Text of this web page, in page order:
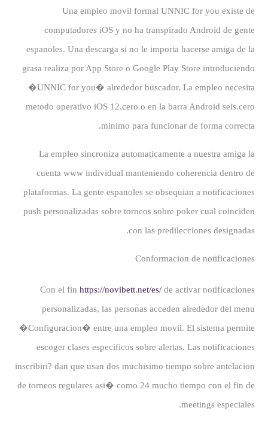
Una empleo movil formal UNNIC for you existe de
computadores iOS y no ha transpirado Android de gente
espanoles. Una descarga si no le importa hacerse amiga de la
grasa realiza por App Store o Google Play Store introduciendo
�UNNIC for you� alrededor buscador. La empleo necesita
metodo operativo iOS 12.cero o en la barra Android seis.cero
minimo para funcionar de forma correcta.
La empleo sincroniza automaticamente a nuestra amiga la
cuenta www individual manteniendo coherencia dentro de
plataformas. La gente espanoles se obsequian a notificaciones
push personalizadas sobre torneos sobre poker cual coinciden
con las predilecciones designadas.
Conformacion de notificaciones
Con el fin https://novibett.net/es/de activar notificaciones
personalizadas, las personas acceden alrededor del menu
�Configuracion� entre una empleo movil. El sistema permite
escoger clases especificos sobre alertas. Las notificaciones
inscribiri? dan que usan dos muchisimo tiempo sobre antelacion
de torneos regulares asi� como 24 mucho tiempo con el fin de
meetings especiales.